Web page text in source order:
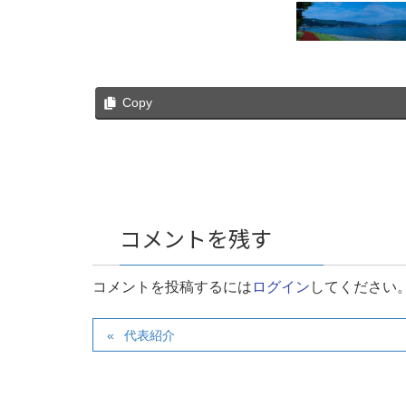
Copy
コメントを残す
コメントを投稿するには ログイン してください
代表紹介